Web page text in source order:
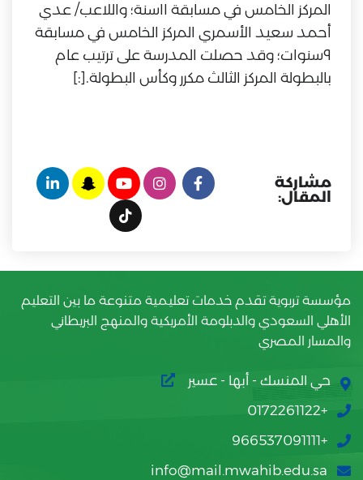
المركز الخامس في مسابقة ١١سنة؛ واللاعب/ عدي
أحمد سعيد الأسمري المركز الخامس في مسابقة
٩سنوات؛ وقد حصلت المدرسة على ترتيب عام
بالبطولة المركز الثالث مكرر وكأس البطولة.[:]
مشاركة
المقال:
مؤسسة تربوية تقدم خدمات تعليمية متنوعة ما بين التعليم
الأهلي السعودي والدبلومة الأمريكية والمنهج البريطاني
والمسار المصري
حي المنسك - أبها - عسير
+0172261122
+966537091111
info@mail.mwahib.edu.sa